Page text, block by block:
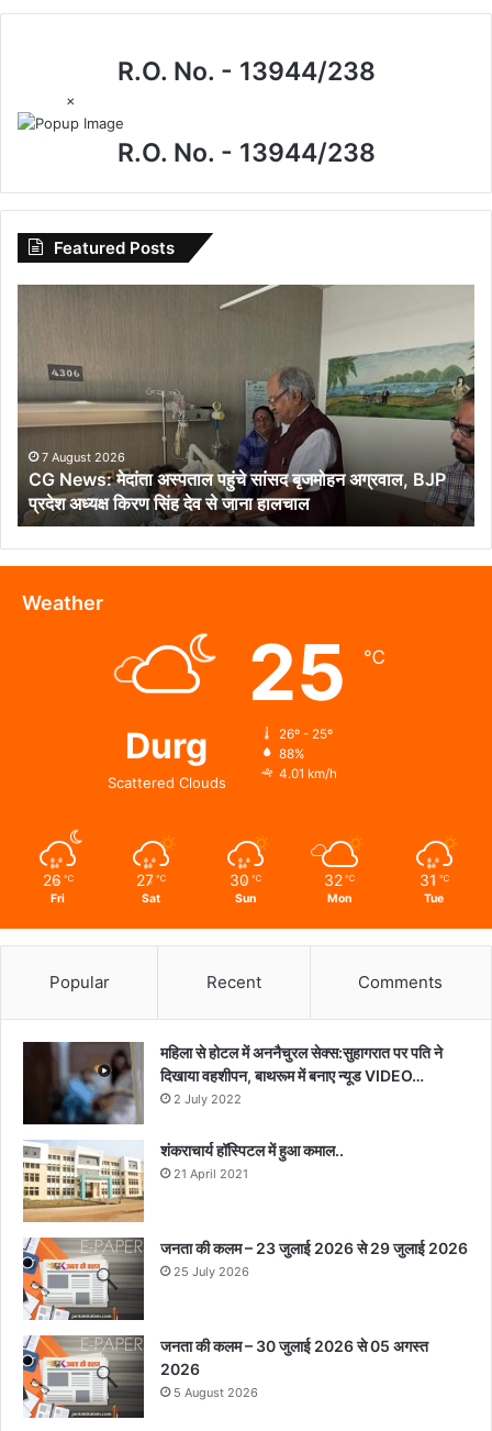
R.O. No. - 13944/238
×
R.O. No. - 13944/238
Featured Posts
अस्पताल
पहुंचे
सांसद
बृजमोहन
अग्रवाल,
BJP
प्रदेश
अध्यक्ष
किरण
सिंह
देव
7 August 2026
CG News: मेदांता अस्पताल पहुंचे सांसद बृजमोहन अग्रवाल, BJP
प्रदेश अध्यक्ष किरण सिंह देव से जाना हालचाल
Weather
Durg
Scattered Clouds
25 ℃
26º - 25º
88%
4.01 km/h
26 ℃
Fri
27 ℃
Sat
30 ℃
Sun
32 ℃
Mon
31 ℃
Tue
Popular Recent Comments
महिला से होटल में अननैचुरल सेक्स:सुहागरात पर पति ने
दिखाया वहशीपन, बाथरूम में बनाए न्यूड VIDEO…
2 July 2022
शंकराचार्य हॉस्पिटल में हुआ कमाल..
21 April 2021
जनता की कलम – 23 जुलाई 2026 से 29 जुलाई 2026
25 July 2026
जनता की कलम – 30 जुलाई 2026 से 05 अगस्त
2026
5 August 2026